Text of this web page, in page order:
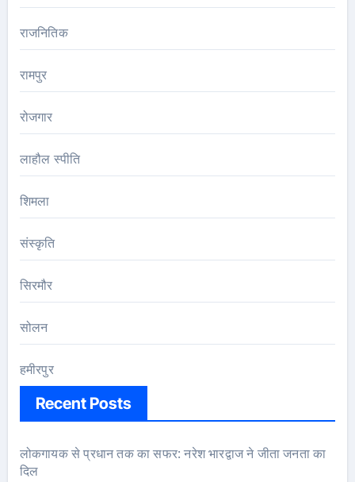
राजनितिक
रामपुर
रोजगार
लाहौल स्पीति
शिमला
संस्कृति
सिरमौर
सोलन
हमीरपुर
Recent Posts
लोकगायक से प्रधान तक का सफर: नरेश भारद्वाज ने जीता जनता का
दिल